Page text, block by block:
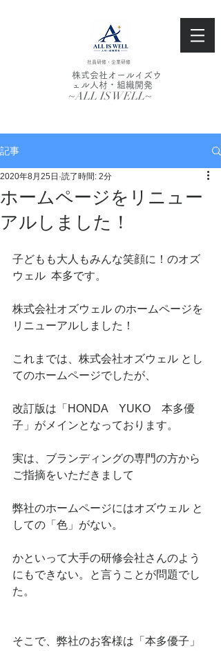
社員研修・企業研修
株式会社オールイズウ
ェル人材・組織開発
~ALL IS WELL~
記事
ホームページをリニュー
アルしました！
2020年8月25日 読了時間: 2分
子どもも大人もみんな笑顔に！のオズ
ウェル  本多です。
株式会社オズウェル のホームページを
リニューアルしました！
これまでは、株式会社オズウェル とし
てのホームページでしたが、
改訂版は「HONDA　YUKO　本多優
子」がメインとなっております。
実は、ブランディングの専門の方から
ご指摘をいただきまして
弊社のホームページにはオズウェル と
しての「色」がない。
かといって大手の研修会社さんのよう
にもできない。と言うことが問題でし
た。
そこで、弊社のお客様は「本多優子」